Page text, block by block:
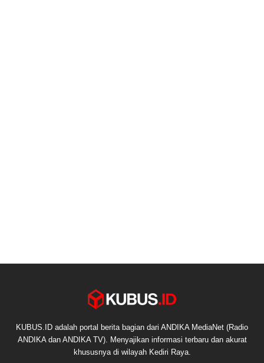
KUBUS.ID adalah portal berita bagian dari ANDIKA MediaNet (Radio
ANDIKA dan ANDIKA TV). Menyajikan informasi terbaru dan akurat
khususnya di wilayah Kediri Raya.